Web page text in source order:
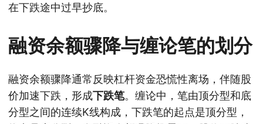
在下跌途中过早抄底。
融资余额骤降与缠论笔的划分
融资余额骤降通常反映杠杆资金恐慌性离场，伴随股
价加速下跌，形成下跌笔。缠论中，笔由顶分型和底
分型之间的连续K线构成，下跌笔的起点是顶分型，